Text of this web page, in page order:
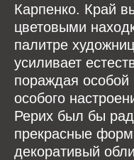
Карпенко. Край
цветовыми
палитре
усиливает
пораждая особой
особого
Рерих был бы
прекрасные
декоративый